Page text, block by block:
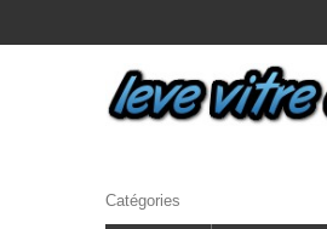
Catégories